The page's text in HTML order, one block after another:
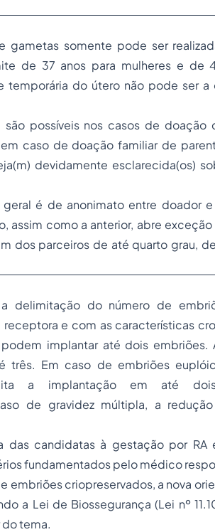
gametas somente pode ser
de 37 anos para mulheres e de
temporária do útero não pode ser a
possíveis nos casos de doação
caso de doação familiar de
devidamente esclarecida(os)
é de anonimato entre doador
assim como a anterior, abre
dos parceiros de até quarto grau,
delimitação do número de
e com as características
implantar até dois embriões.
três. Em caso de embriões
a implantação em até
de gravidez múltipla, a redução
das candidatas à gestação por RA
fundamentados pelo médico
embriões criopreservados, a nova
a Lei de Biossegurança (Lei nº
tema.